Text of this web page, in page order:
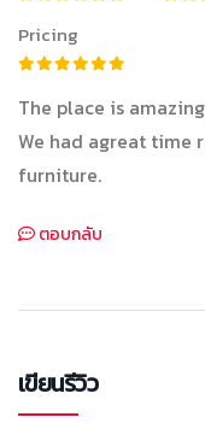
Pricing
The place is
We had agreat time
furniture.
ตอบกลับ
เขียนรีวิว